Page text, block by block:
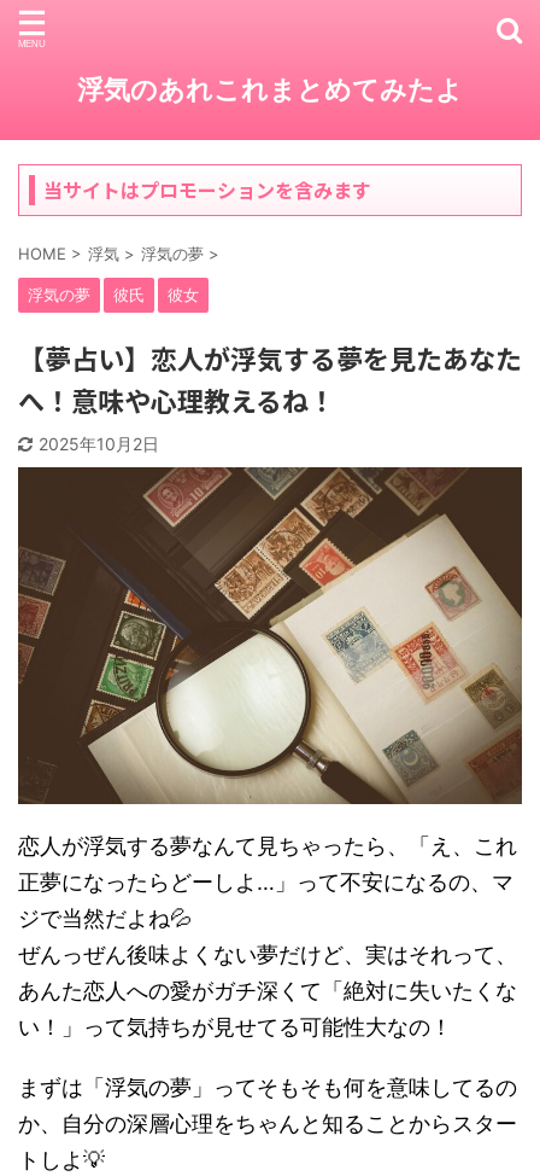
浮気のあれこれまとめてみたよ
当サイトはプロモーションを含みます
HOME > 浮気 > 浮気の夢 >
浮気の夢 彼氏 彼女
【夢占い】恋人が浮気する夢を見たあなた
へ！意味や心理教えるね！
2025年10月2日
恋人が浮気する夢なんて見ちゃったら、「え、これ
正夢になったらどーしよ…」って不安になるの、マ
ジで当然だよね💦
ぜんっぜん後味よくない夢だけど、実はそれって、
あんた恋人への愛がガチ深くて「絶対に失いたくな
い！」って気持ちが見せてる可能性大なの！
まずは「浮気の夢」ってそもそも何を意味してるの
か、自分の深層心理をちゃんと知ることからスター
トしよ💡